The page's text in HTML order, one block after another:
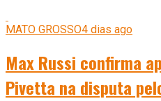
MATO GROSSO4 dias ago
Max Russi confirma
Pivetta na disputa